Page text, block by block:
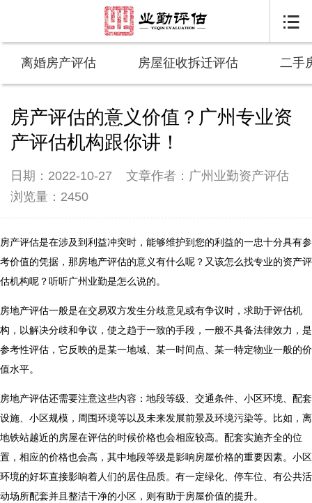

离婚房产评估 房屋征收拆迁评估 二手
房产评估的意义价值？广州专业资
产评估机构跟你讲！
日期：2022-10-27
文章作者：广州业勤资产评估
浏览量：2450
房产评估是在涉及到利益冲突时，能够维护到您的利益的一忠十分具有参
考价值的凭据，那房地产评估的意义有什么呢？又该怎么找专业的资产评
估机构呢？听听广州业勤是怎么说的。
房地产评估一般是在交易双方发生分歧意见或有争议时，求助于评估机
构，以解决分歧和争议，使之趋于一致的手段，一般不具备法律效力，是
参考性评估，它反映的是某一地域、某一时间点、某一特定物业一般的价
值水平。
房地产评估还需要注意这些内容：地段等级、交通条件、小区环境、配套
设施、小区规模，周围环境等以及未来发展前景及环境污染等。比如，离
地铁站越近的房屋在评估的时候价格也会相应较高。配套实施齐全的位
置，相应的价格也会高，其中地段等级是影响房屋价格的重要因素。小区
环境的好坏直接影响着人们的居住品质。有一定绿化、停车位、有公共活
动场所配套并且整洁干净的小区，则有助于房屋价值的提升。